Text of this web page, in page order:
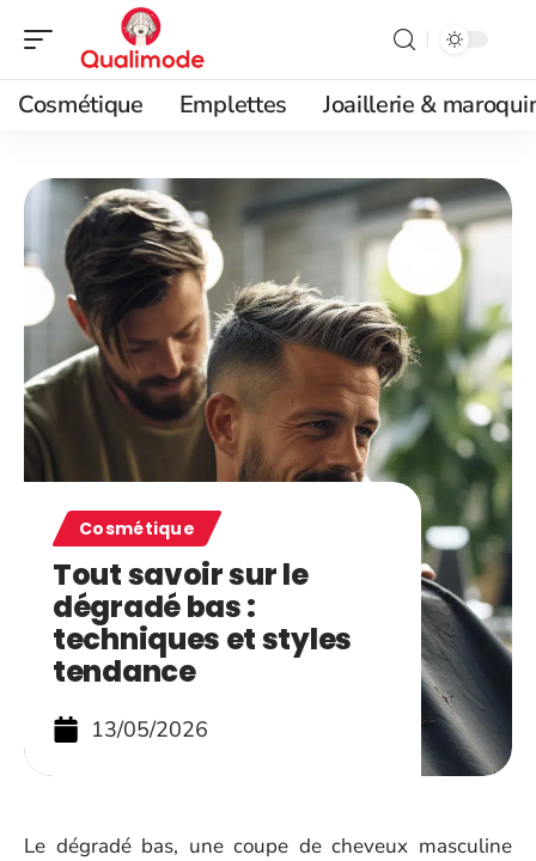
Cosmétique Emplettes Joaillerie &
Cosmétique
Tout savoir sur le
dégradé bas :
techniques et styles
tendance
13/05/2026
Le dégradé bas, une coupe de cheveux masculine